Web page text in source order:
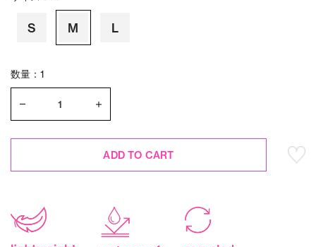
S M L
数量：1
ADD TO CART